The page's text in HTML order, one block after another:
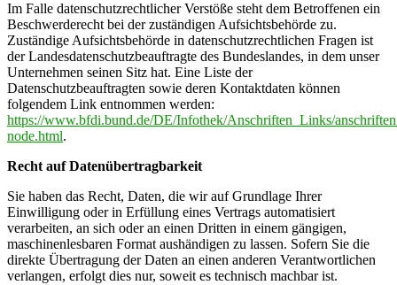
Im Falle datenschutzrechtlicher Verstöße steht dem Betroffenen ein
Beschwerderecht bei der zuständigen Aufsichtsbehörde zu.
Zuständige Aufsichtsbehörde in datenschutzrechtlichen Fragen ist
der Landesdatenschutzbeauftragte des Bundeslandes, in dem unser
Unternehmen seinen Sitz hat. Eine Liste der
Datenschutzbeauftragten sowie deren Kontaktdaten können
folgendem Link entnommen werden:
https://www.bfdi.bund.de/DE/Infothek/Anschriften_Links/
node.html.
Recht auf Datenübertragbarkeit
Sie haben das Recht, Daten, die wir auf Grundlage Ihrer
Einwilligung oder in Erfüllung eines Vertrags automatisiert
verarbeiten, an sich oder an einen Dritten in einem gängigen,
maschinenlesbaren Format aushändigen zu lassen. Sofern Sie die
direkte Übertragung der Daten an einen anderen Verantwortlichen
verlangen, erfolgt dies nur, soweit es technisch machbar ist.